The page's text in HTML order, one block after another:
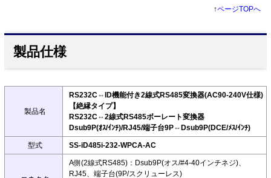
↑ページTOPへ
製品仕様
製品名
RS232C⇔ID機能付き2線式RS485変換器(AC90-240V仕様)
【絶縁タイプ】
RS232C⇔2線式RS485ボーレート変換器
Dsub9P(ｵｽ/ｲﾝﾁ)/RJ45/端子台9P⇔Dsub9P(DCE/ﾒｽ/ｲﾝﾁ)
型式 SS-iD485i-232-WPCA-AC
A側(2線式RS485)：Dsub9P(オス/#4-40インチネジ)、
RJ45、端子台(9P/スクリューレス)